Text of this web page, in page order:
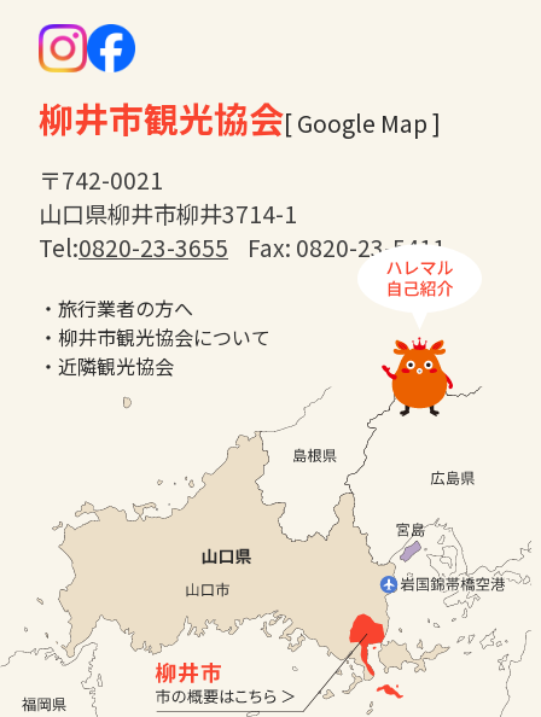
柳井市観光協会[ Google Map ]
〒742-0021
山口県柳井市柳井3714-1
Tel:0820-23-3655 Fax: 0820-23-5411
・旅行業者の方へ
・柳井市観光協会について
・近隣観光協会